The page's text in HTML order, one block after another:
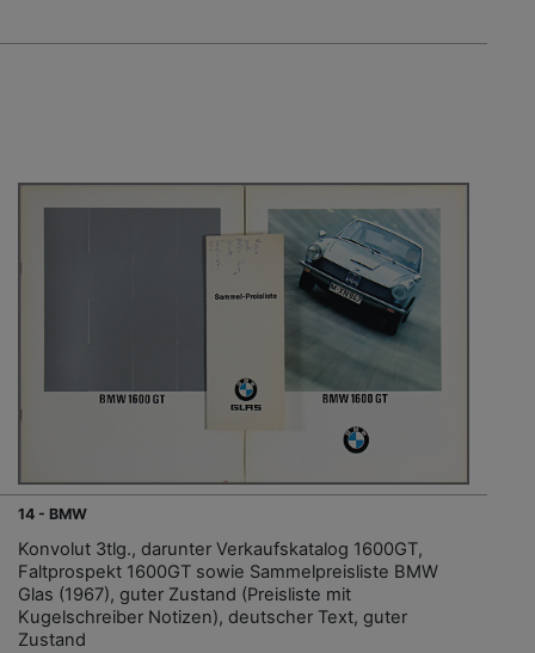
14 - BMW
Konvolut 3tlg., darunter Verkaufskatalog 1600GT,
Faltprospekt 1600GT sowie Sammelpreisliste BMW
Glas (1967), guter Zustand (Preisliste mit
Kugelschreiber Notizen), deutscher Text, guter
Zustand